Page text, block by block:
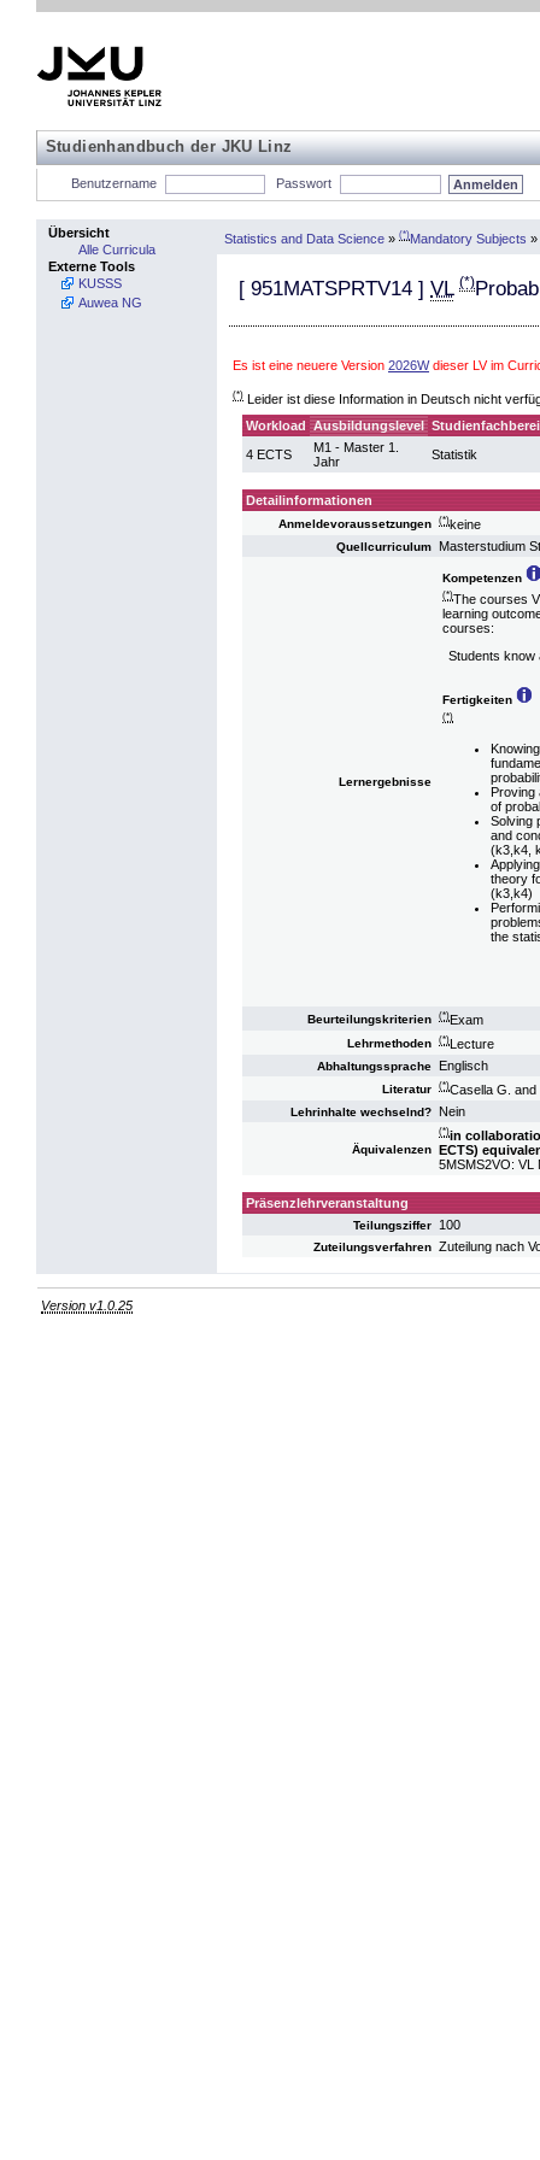
Studienhandbuch der JKU Linz
Benutzername Passwort
Übersicht
Alle Curricula
Externe Tools
KUSSS
Auwea NG
Statistics and Data Science » (*)Mandatory Subjects »
[ 951MATSPRTV14 ] VL (*)
Es ist eine neuere Version 2026Wdieser LV im
(*) Leider ist diese Information in Deutsch nicht
Workload Ausbildungslevel
4 ECTS
M1 - Master 1.
Jahr
Statistik
Detailinformationen
Anmeldevoraussetzungen (*)keine
Quellcurriculum Masterstudium
Lernergebnisse
Kompetenzen
(*)The courses
learning
courses:
Students know
Fertigkeiten
(*)
Proving
of
Solving
and
(k3,k4,
theory
(k3,k4)
the
Beurteilungskriterien (*)Exam
Lehrmethoden (*)Lecture
Abhaltungssprache Englisch
Literatur (*)Casella G.
Lehrinhalte wechselnd? Nein
Äquivalenzen
(*)in
ECTS)
5MSMS2VO: VL
Präsenzlehrveranstaltung
Teilungsziffer 100
Zuteilungsverfahren Zuteilung nach
Version v1.0.25